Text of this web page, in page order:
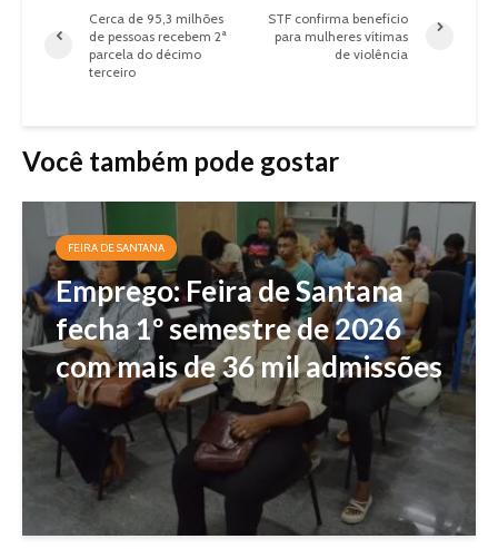
Cerca de 95,3 milhões
de pessoas recebem 2ª
parcela do décimo
terceiro
STF confirma benefício
para mulheres vítimas
de violência
Você também pode gostar
FEIRA DE SANTANA
Emprego: Feira de Santana
fecha 1º semestre de 2026
com mais de 36 mil admissões